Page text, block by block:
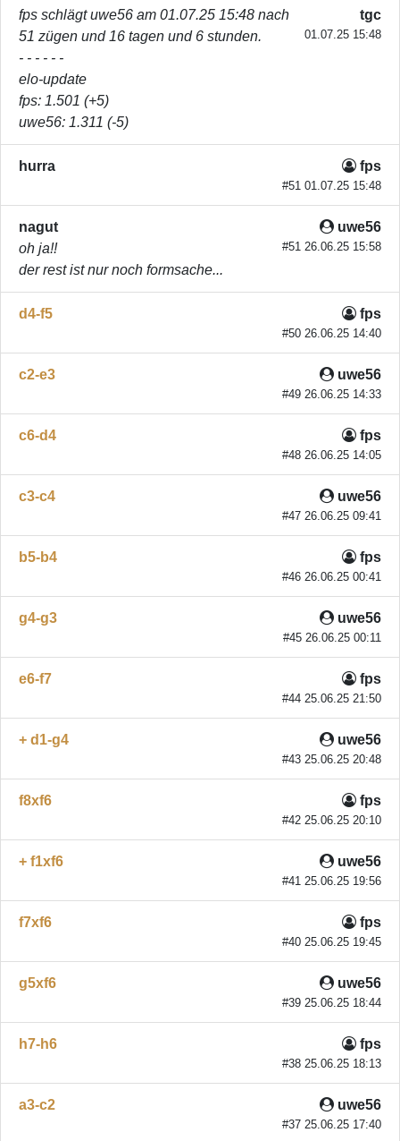
tgc
01.07.25 15:48
fps schlägtuwe56 am 01.07.25 15:48 nach
51 zügen und 16 tagen und 6 stunden.
- - - - - -
elo-update
fps: 1.501 (+5)
uwe56: 1.311 (-5)
fps
#51 01.07.25 15:48
hurra
uwe56
#51 26.06.25 15:58
nagut
oh ja!!
der rest ist nur noch formsache...
fps
#50 26.06.25 14:40
d4-f5
uwe56
#49 26.06.25 14:33
c2-e3
fps
#48 26.06.25 14:05
c6-d4
uwe56
#47 26.06.25 09:41
c3-c4
fps
#46 26.06.25 00:41
b5-b4
uwe56
#45 26.06.25 00:11
g4-g3
fps
#44 25.06.25 21:50
e6-f7
uwe56
#43 25.06.25 20:48
+ d1-g4
fps
#42 25.06.25 20:10
f8xf6
uwe56
#41 25.06.25 19:56
+ f1xf6
fps
#40 25.06.25 19:45
f7xf6
uwe56
#39 25.06.25 18:44
g5xf6
fps
#38 25.06.25 18:13
h7-h6
uwe56
#37 25.06.25 17:40
a3-c2